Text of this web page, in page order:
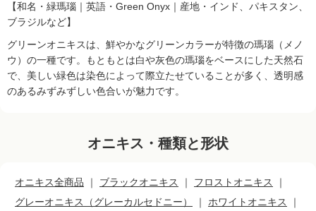
【和名・緑瑪瑙｜英語・Green Onyx｜産地・インド、パキスタン、
ブラジルなど】
グリーンオニキスは、鮮やかなグリーンカラーが特徴の瑪瑙（メノ
ウ）の一種です。もともとは白や灰色の瑪瑙をベースにした天然石
で、美しい緑色は染色によって際立たせていることが多く、透明感
のあるみずみずしい色合いが魅力です。
オニキス・種類と形状
オニキス全商品 ｜ ブラックオニキス ｜ フロストオニキス
｜
グレーオニキス（グレーカルセドニー）
｜ ホワイトオニキス
｜